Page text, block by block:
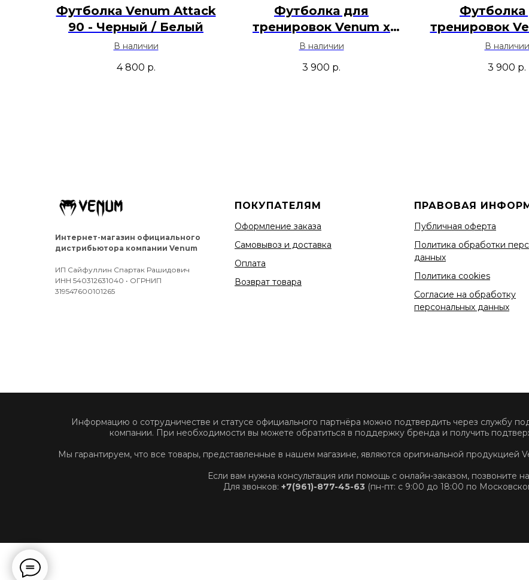
Футболка Venum Attack
90 - Черный / Белый
В наличии
4 800 р.
Футболка для
тренировок Venum x
Roger Gracie Academy -
В наличии
3 900 р.
Футболка
тренировок
Gi 6.0 -В наличии
3 900 р.
Интернет-магазин официального
дистрибьютора компании Venum
ИП Сайфуллин Спартак Рашидович
ИНН 540312631040 • ОГРНИП
319547600101265
ПОКУПАТЕЛЯМ
Оформление заказа
Самовывоз и доставка
Оплата
Возврат товара
ПРАВОВАЯ
Публичная оферта
Политика обработки
данных
Политика cookies
Согласие на обработку
персональных данных
Информацию о сотрудничестве и статусе официального партнёра можно подтвердить через службу
компании. При необходимости вы можете обратиться в поддержку бренда и получить
Мы гарантируем, что все товары, представленные в нашем магазине, являются оригинальной продукцией
Если вам нужна консультация или помощь с онлайн-заказом, позвоните
Для звонков: +7(961)-877-45-63 (пн-пт: с 9:00 до 18:00 по